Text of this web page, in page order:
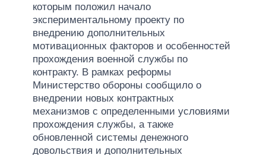
которым положил начало
экспериментальному проекту по
внедрению дополнительных
мотивационных факторов и особенностей
прохождения военной службы по
контракту. В рамках реформы
Министерство обороны сообщило о
внедрении новых контрактных
механизмов с определенными условиями
прохождения службы, а также
обновленной системы денежного
довольствия и дополнительных